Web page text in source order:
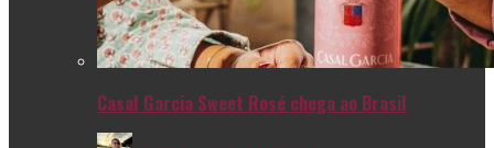
Casal Garcia Sweet Rosé chega ao Brasil